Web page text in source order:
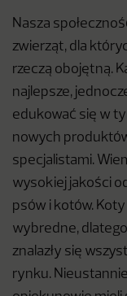
Nasza
zwierząt, dla
rzeczą obojętną.
najlepsze,
edukować się w
nowych
specjalistami.
wysokiej jakości
psów i kotów.
wybredne,
znalazły się
rynku.